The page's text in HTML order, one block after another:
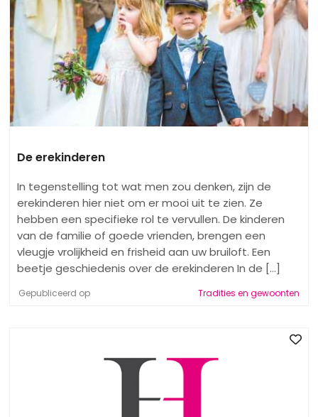
De erekinderen
In tegenstelling tot wat men zou denken, zijn de
erekinderen hier niet om er mooi uit te zien. Ze
hebben een specifieke rol te vervullen. De kinderen
van de familie of goede vrienden, brengen een
vleugje vrolijkheid en frisheid aan uw bruiloft. Een
beetje geschiedenis over de erekinderen In de [...]
Gepubliceerd op Tradities en gewoonten